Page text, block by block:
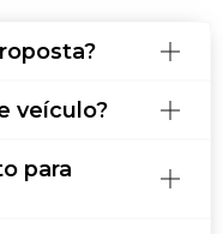
veículo?
para